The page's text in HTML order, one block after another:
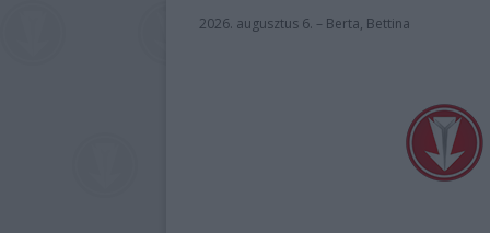
2026. augusztus 6. – Berta, Bettina